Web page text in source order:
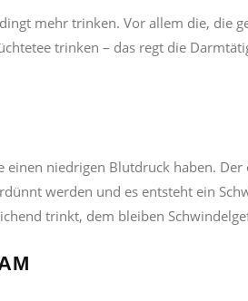
mehr trinken. Vor allem die, die
trinken – das regt die
niedrigen Blutdruck haben. Der
werden und es entsteht ein
trinkt, dem bleiben